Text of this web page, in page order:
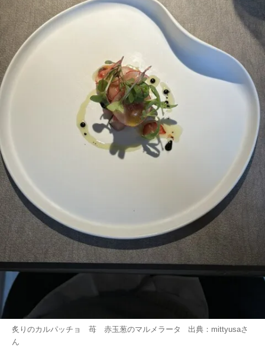
炙りのカルパッチョ 苺 赤玉葱のマルメラータ 出典： mittyusaさ
ん